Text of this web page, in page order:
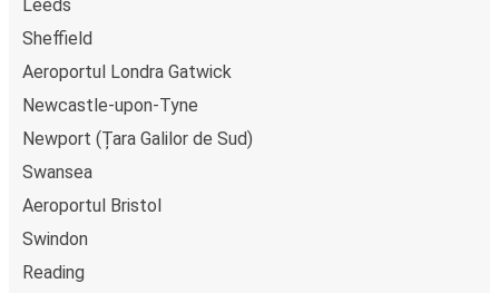
Apple Pay. Alternativ, poți plăti în numerar la bordul
autocarelor sau la unul din punctele de vânzare.
Leeds
Sheffield
Aeroportul Londra Gatwick
Newcastle-upon-Tyne
Newport (Țara Galilor de Sud)
Swansea
Aeroportul Bristol
Swindon
Reading